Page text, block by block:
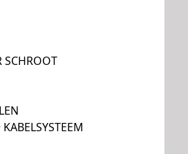
SCHROOT